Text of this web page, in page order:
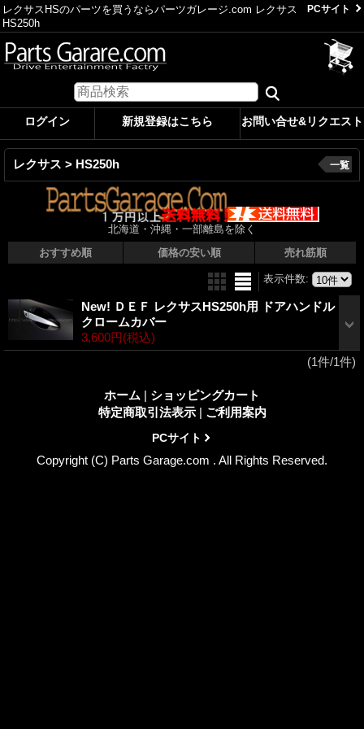
レクサスHSのパーツを買うならパーツガレージ.com レクサス
HS250h
PCサイト
ログイン 新規登録はこちら お問い合せ&リクエスト
レクサス > HS250h
北海道・沖縄・一部離島を除く
一覧
おすすめ順 価格の安い順 売れ筋順
表示件数:
New! ＤＥＦ レクサスHS250h用 ドアハンドル
クロームカバー
3,600円(税込)
(1件/1件)
ホーム | ショッピングカート
特定商取引法表示 | ご利用案内
PCサイト
Copyright (C) Parts Garage.com . All Rights Reserved.